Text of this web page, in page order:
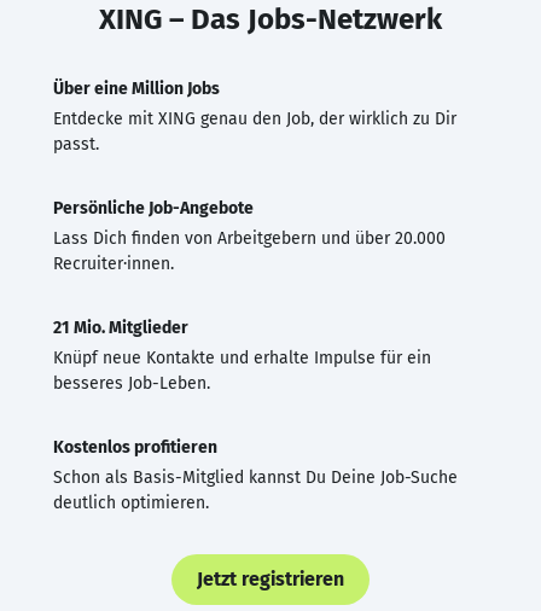
XING – Das Jobs-Netzwerk
Über eine Million Jobs
Entdecke mit XING genau den Job, der wirklich zu Dir
passt.
Persönliche Job-Angebote
Lass Dich finden von Arbeitgebern und über 20.000
Recruiter·innen.
21 Mio. Mitglieder
Knüpf neue Kontakte und erhalte Impulse für ein
besseres Job-Leben.
Kostenlos profitieren
Schon als Basis-Mitglied kannst Du Deine Job-Suche
deutlich optimieren.
Jetzt registrieren